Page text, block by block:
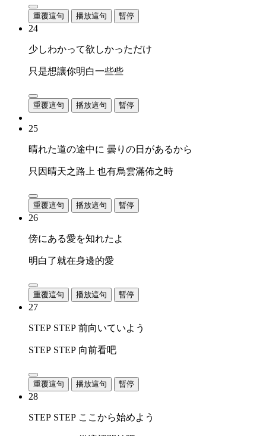
重覆這句 播放這句 暫停
24
少しわかって欲しかっただけ
只是想讓你明白一些些
重覆這句 播放這句 暫停
25
晴れた道の途中に 曇りの日があるから
只因晴天之路上 也有烏雲滿佈之時
重覆這句 播放這句 暫停
26
傍にある愛を知れたよ
明白了就在身邊的愛
重覆這句 播放這句 暫停
27
STEP STEP 前向いていよう
STEP STEP 向前看吧
重覆這句 播放這句 暫停
28
STEP STEP ここから始めよう